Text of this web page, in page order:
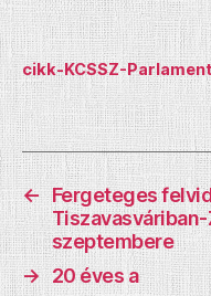
cikk-KCSSZ-
← Fergeteges
szeptembere
→ 20 éves a